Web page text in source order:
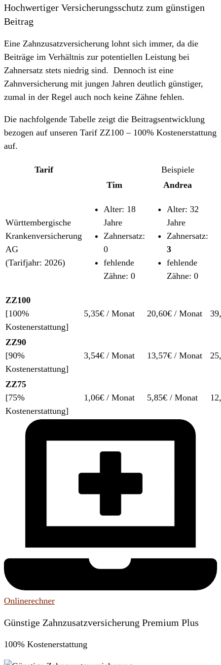
Hochwertiger Versicherungsschutz zum günstigen
Beitrag
Eine Zahnzusatzversicherung lohnt sich immer, da die
Beiträge im Verhältnis zur potentiellen Leistung bei
Zahnersatz stets niedrig sind. Dennoch ist eine
Zahnversicherung mit jungen Jahren deutlich günstiger,
zumal in der Regel auch noch keine Zähne fehlen.
Die nachfolgende Tabelle zeigt die Beitragsentwicklung
bezogen auf unseren Tarif ZZ100 – 100% Kostenerstattung
auf.
Tarif
Beispiele
Tim
Andrea
Württembergische
Krankenversicherung
AG
(Tarifjahr: 2026)
Alter: 18
Jahre
Zahnersatz:
0
fehlende
Zähne: 0
Alter: 32
Jahre
Zahnersatz:
3
fehlende
Zähne: 0
ZZ100
[100%
Kostenerstattung]
5,35€ / Monat 20,60€ / Monat
ZZ90
[90%
Kostenerstattung]
3,54€ / Monat 13,57€ / Monat
ZZ75
[75%
Kostenerstattung]
1,06€ / Monat 5,85€ / Monat
Onlinerechner
Günstige Zahnzusatzversicherung Premium Plus
100% Kostenerstattung